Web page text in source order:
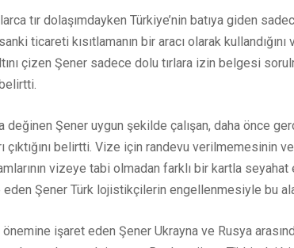
tır dolaşımdayken Türkiye’nin batıya giden
ticareti kısıtlamanın bir aracı olarak
çizen Şener sadece dolu tırlara izin belgesi
değinen Şener uygun şekilde çalışan, daha önce
çıktığını belirtti. Vize için randevu verilmemesinin
vizeye tabi olmadan farklı bir kartla
eden Şener Türk lojistikçilerin engellenmesiyle bu
önemine işaret eden Şener Ukrayna ve Rusya